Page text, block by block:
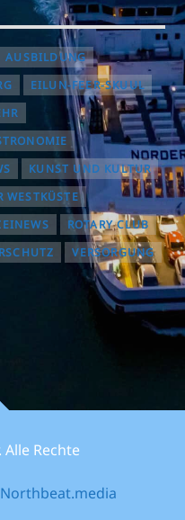
AUSBILDUNG
EILUN-FEER-SKUUL
KUNST UND KULTUR
WESTKÜSTE
ROTARY CLUB
VERSORGUNG
Rechte
Northbeat.media